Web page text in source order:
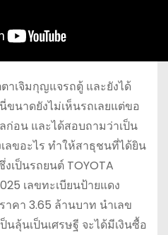
าเจิมกุญแจรถตู้ และยังได้
ขนาดยังไม่เห็นรถเลยแต่ขอ
ก่อน และได้สอบถามว่าเป็น
ลขอะไร ทำให้สาธุชนที่ได้ยิน
เป็นรถยนต์ TOYOTA
เลขทะเบียนป้ายแดง
คา 3.65 ล้านบาท นำเลข
นลุ้นเป็นเศรษฐี จะได้มีเงินซื้อ